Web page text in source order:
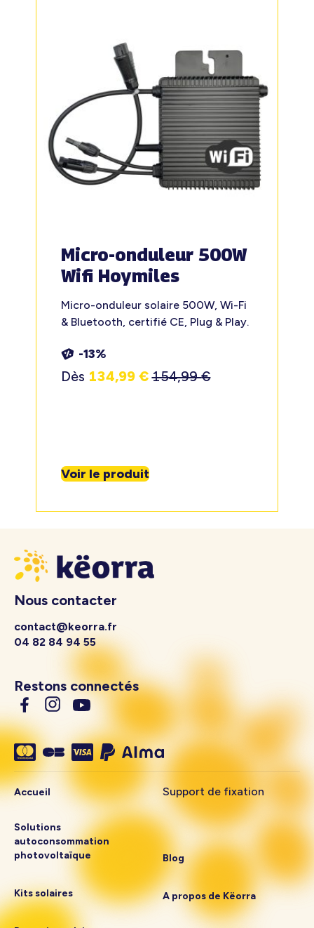
Micro-onduleur 500W
Wifi Hoymiles
Micro-onduleur solaire 500W, Wi-Fi
& Bluetooth, certifié CE, Plug & Play.
-13%
Dès 134,99€154,99€
Voir le produit
Nous contacter
contact@keorra.fr
04 82 84 94 55
Restons connectés
Accueil
Solutions
autoconsommation
photovoltaïque
Kits solaires
Support de fixation
Blog
A propos de Këorra